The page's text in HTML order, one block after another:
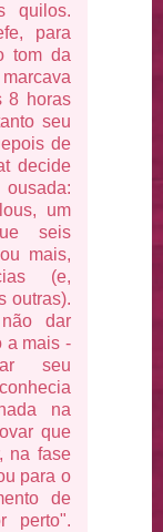
quilos.
para
tom da
8 horas
seu
de
decide
um
seis
mais,
(e,
outras).
dar
a mais -
seu
na
que
na fase
para o
de
perto".